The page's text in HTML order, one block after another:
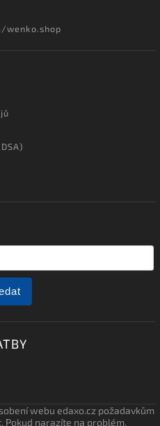
wenko.shop
webu edaxo.cz požadavkům
Pokud narazíte na problém,